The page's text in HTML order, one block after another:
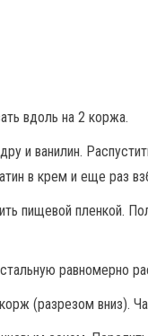
вдоль на 2 коржа.
и ванилин.
в крем и еще раз
пищевой пленкой.
равномерно
(разрезом вниз).